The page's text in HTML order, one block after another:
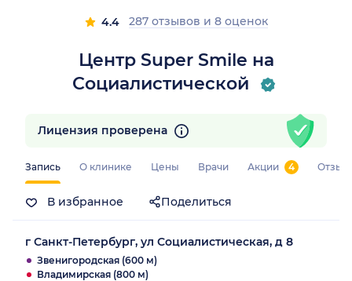
Центр Super Smile на
Социалистической
4.4 287 отзывов и 8 оценок
Запись О клинике Цены Врачи Акции 4
В избранное Поделиться
Лицензия проверена
г Санкт-Петербург, ул Социалистическая, д 8
Звенигородская (600 м)
Владимирская (800 м)